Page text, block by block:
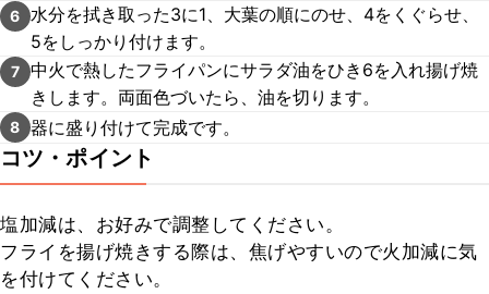
6 水分を拭き取った3に1、大葉の順にのせ、4をくぐらせ、
5をしっかり付けます。
7 中火で熱したフライパンにサラダ油をひき6を入れ揚げ焼
きします。両面色づいたら、油を切ります。
8 器に盛り付けて完成です。
コツ・ポイント
塩加減は、お好みで調整してください。
フライを揚げ焼きする際は、焦げやすいので火加減に気
を付けてください。